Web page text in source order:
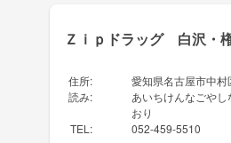
Ｚｉｐドラッグ 白沢・
住所:
愛知県名古屋市中村
読み:
あいちけんなごや
おり
TEL : 052-459-5510